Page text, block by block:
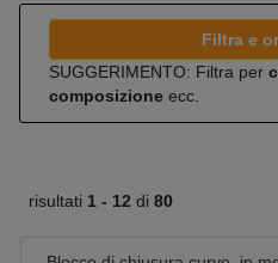
Filtra e
SUGGERIMENTO: Filtra per
composizione ecc.
risultati 1 - 12 di 80